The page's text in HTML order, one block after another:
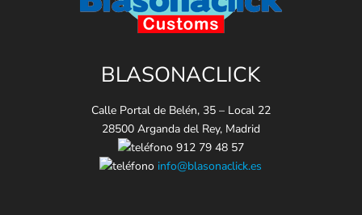
BLASONACLICK
Calle Portal de Belén, 35 – Local 22
28500 Arganda del Rey, Madrid
912 79 48 57
info@blasonaclick.es